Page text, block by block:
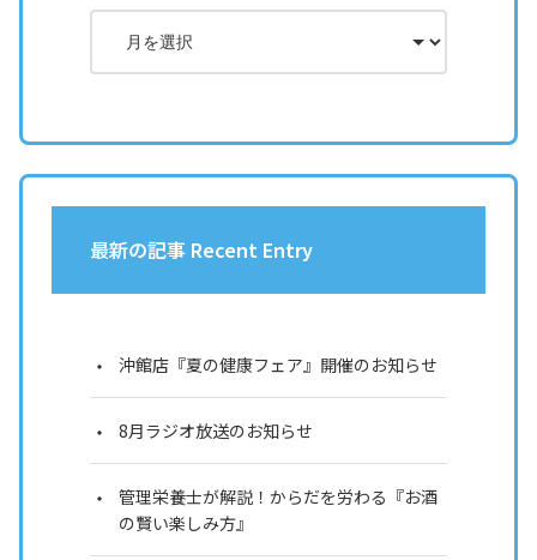
最新の記事 Recent Entry
沖館店『夏の健康フェア』開催のお知らせ
8月ラジオ放送のお知らせ
管理栄養士が解説！からだを労わる『お酒
の賢い楽しみ方』